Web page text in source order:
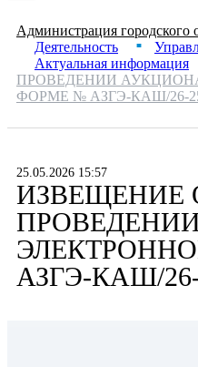
Администрация городского
Деятельность ■
Актуальная информация
ПРОВЕДЕНИИ
ФОРМЕ № АЗГЭ-КАШ/26-
25.05.2026 15:57
ИЗВЕЩЕНИЕ
АЗГЭ-КАШ/26-